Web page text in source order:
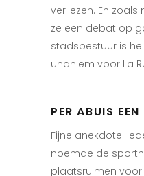
verliezen. En
ze een debat op
stadsbestuur is
unaniem voor La
PER ABUIS
Fijne anekdote:
noemde de
plaatsruimen voor